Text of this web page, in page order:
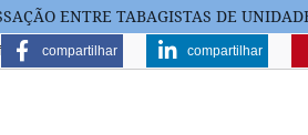
ENTRE TABAGISTAS DE
compartilhar compartilhar